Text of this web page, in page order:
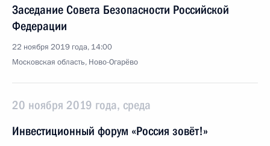
Заседание Совета Безопасности Российской
Федерации
22 ноября 2019 года, 14:00
Московская область, Ново-Огарёво
20 ноября 2019 года, среда
Инвестиционный форум «Россия зовёт!»